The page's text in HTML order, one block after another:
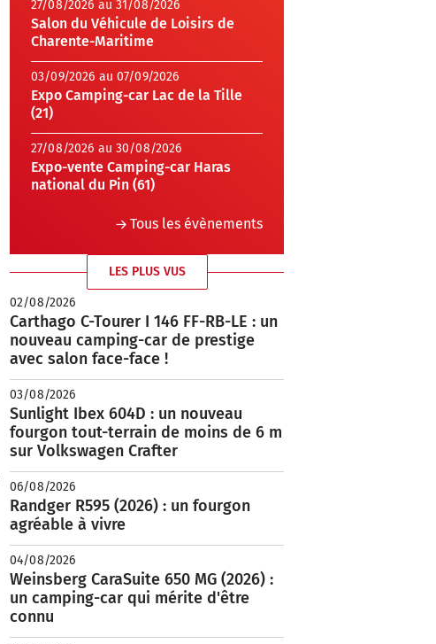
27/08/2026 au 31/08/2026
Salon du Véhicule de Loisirs de
Charente-Maritime
03/09/2026 au 07/09/2026
Expo Camping-car Lac de la Tille
(21)
27/08/2026 au 30/08/2026
Expo-vente Camping-car Haras
national du Pin (61)
Tous les évènements
LES PLUS VUS
02/08/2026
Carthago C-Tourer I 146 FF-RB-LE : un
nouveau camping-car de prestige
avec salon face-face !
03/08/2026
Sunlight Ibex 604D : un nouveau
fourgon tout-terrain de moins de 6 m
sur Volkswagen Crafter
06/08/2026
Randger R595 (2026) : un fourgon
agréable à vivre
04/08/2026
Weinsberg CaraSuite 650 MG (2026) :
un camping-car qui mérite d'être
connu